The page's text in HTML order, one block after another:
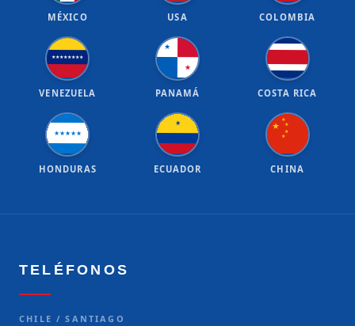
MÉXICO USA COLOMBIA
★★★★★★★★
VENEZUELA
★
★
PANAMÁ COSTA RICA
★★★★★
HONDURAS
★
ECUADOR
★
★
★
★
★
CHINA
TELÉFONOS
CHILE / SANTIAGO